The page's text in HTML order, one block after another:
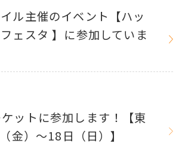
ル主催のイベント【ハッ
ェスタ 】に参加していま
ットに参加します！【東
金）～18日（日）】